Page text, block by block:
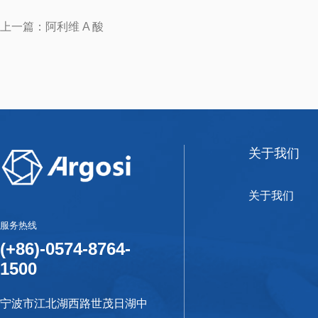
上一篇：阿利维 A 酸
服务热线
(+86)-0574-8764-
1500
宁波市江北湖西路世茂日湖中
关于我们
关于我们